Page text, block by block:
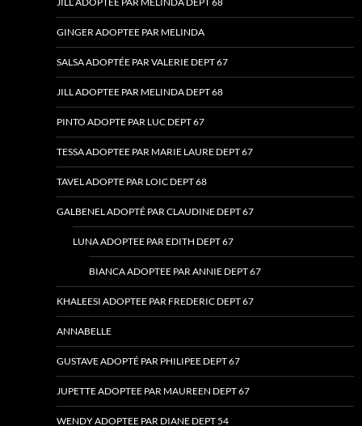
GINGER ADOPTEE PAR MELINDA
SALSA ADOPTÉE PAR VALERIE DEPT 67
JILL ADOPTEE PAR MELINDA DEPT 68
PINTO ADOPTE PAR LUC DEPT 67
TESSA ADOPTEE PAR MARIE LAURE DEPT 67
TAVEL ADOPTE PAR LOIC DEPT 68
GALBENEL ADOPTÉ PAR CLAUDINE DEPT 67
LUNA ADOPTEE PAR EDITH DEPT 67
BIANCA ADOPTEE PAR ANNIE DEPT 67
KHALEESI ADOPTEE PAR FREDERIC DEPT 67
ANNABELLE
GUSTAVE ADOPTÉ PAR PHILIPEE DEPT 67
JUPETTE ADOPTEE PAR MAUREEN DEPT 67
WENDY ADOPTEE PAR DIANE DEPT 54